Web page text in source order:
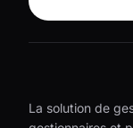
La solution de